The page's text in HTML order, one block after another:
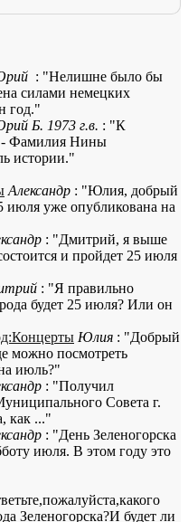
: "Нелишне было бы
силами немецких
год."
Б. 1973 г.в. : "К
- Фамилия Нины
истории."
Александр : "Юлия, добрый
июля уже опубликована на
: "Дмитрий, я выше
и пройдет 25 июля
: "Я правильно
будет 25 июля? Или он
Юлия : "Добрый
можно посмотреть
июль?"
: "Получил
Совета г.
как ..."
: "День Зеленогорска
июля. В этом году это
Зеленогорска?И будет ли